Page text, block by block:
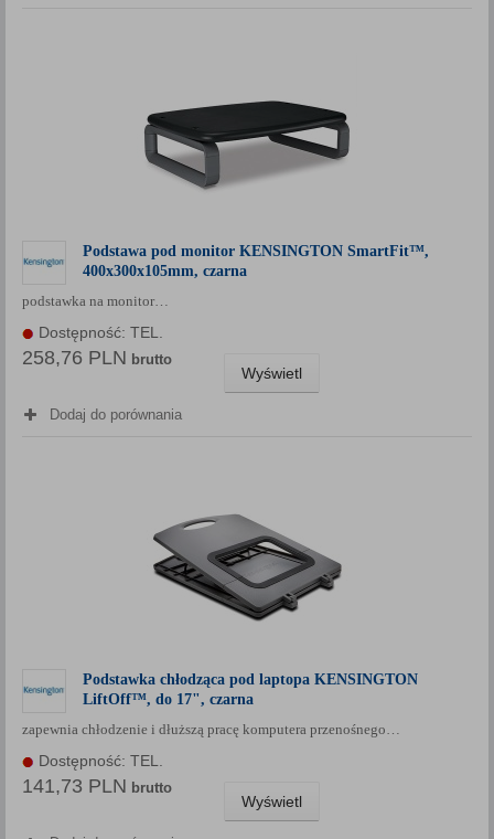
Podstawa pod monitor KENSINGTON SmartFit™,
400x300x105mm, czarna
podstawka na monitor…
Dostępność: TEL.
258,76 PLN brutto
Wyświetl
Dodaj do porównania
Podstawka chłodząca pod laptopa KENSINGTON
LiftOff™, do 17", czarna
zapewnia chłodzenie i dłuższą pracę komputera przenośnego…
Dostępność: TEL.
141,73 PLN brutto
Wyświetl